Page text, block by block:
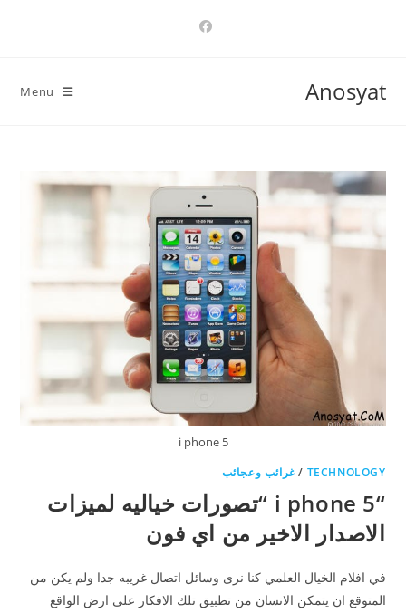
Anosyat
Menu
i phone 5
TECHNOLOGY
/غرائب وعجائب
“i phone 5 “تصورات خياليه لميزات
الاصدار الاخير من اي فون
في افلام الخيال العلمي كنا نرى وسائل اتصال غريبه جدا ولم يكن من
المتوقع ان يتمكن الانسان من تطبيق تلك الافكار على ارض الواقع